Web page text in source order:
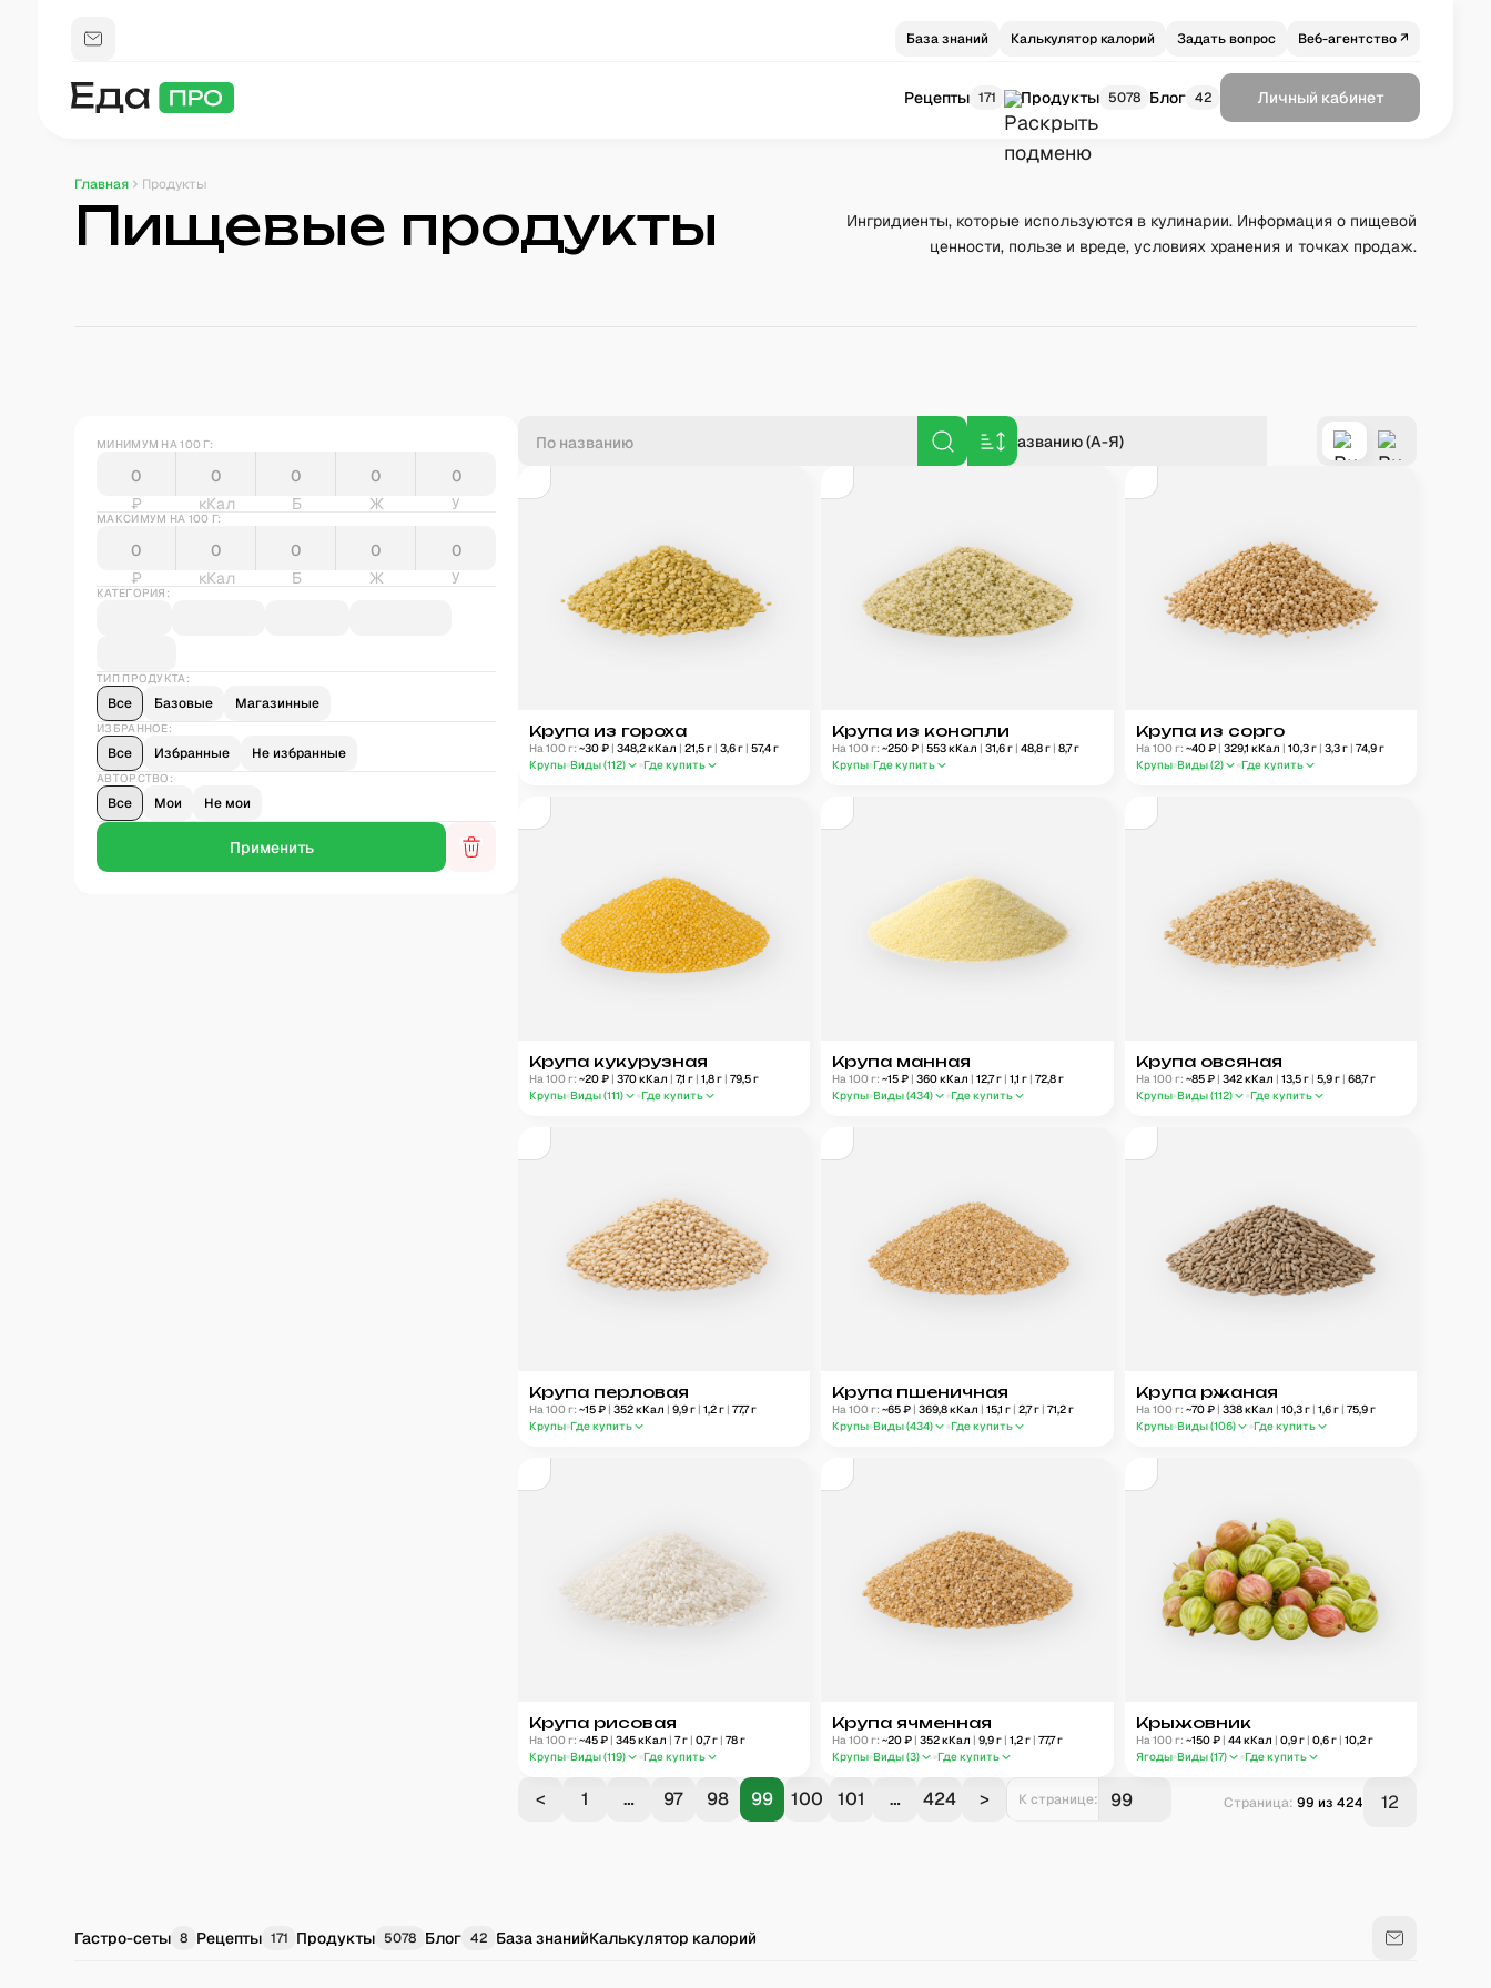
База знаний Калькулятор калорий Задать вопрос Веб-агентство ↗
Рецепты 171 Продукты 5078 Блог 42 Личный кабинет
Главная Продукты
Пищевые продукты
Ингридиенты, которые используются в кулинарии. Информация о пищевой
ценности, пользе и вреде, условиях хранения и точках продаж.
МИНИМУМ НА 100 Г:
₽ кКал Б Ж У
МАКСИМУМ НА 100 Г:
₽ кКал Б Ж У
КАТЕГОРИЯ:
ТИП ПРОДУКТА:
Все Базовые Магазинные
ИЗБРАННОЕ:
Все Избранные Не избранные
АВТОРСТВО:
Все Мои Не мои
По названию (А-Я)
Крупа из гороха
На 100 г: ~30₽ | 348,2кКал | 21,5г | 3,6г | 57,4г
Крупы Виды (112) Где купить
Крупа из конопли
На 100 г: ~250₽ | 553кКал | 31,6г | 48,8г | 8,7г
Крупы Где купить
Крупа из сорго
На 100 г: ~40₽ | 329,1 кКал | 10,3г | 3,3г | 74,9г
Крупы Виды (2) Где купить
Крупа кукурузная
На 100 г: ~20₽ | 370кКал | 7,1 г | 1,8г | 79,5г
Крупы Виды (111) Где купить
Крупа манная
На 100 г: ~15₽ | 360кКал | 12,7г | 1,1 г | 72,8г
Крупы Виды (434) Где купить
Крупа овсяная
На 100 г: ~85₽ | 342кКал | 13,5г | 5,9г | 68,7г
Крупы Виды (112) Где купить
Крупа перловая
На 100 г: ~15₽ | 352кКал | 9,9г | 1,2г | 77,7г
Крупы Где купить
Крупа пшеничная
На 100 г: ~65₽ | 369,8кКал | 15,1 г | 2,7г | 71,2г
Крупы Виды (434) Где купить
Крупа ржаная
На 100 г: ~70₽ | 338кКал | 10,3г | 1,6г | 75,9г
Крупы Виды (106) Где купить
Крупа рисовая
На 100 г: ~45₽ | 345кКал | 7г | 0,7г | 78г
Крупы Виды (119) Где купить
Крупа ячменная
На 100 г: ~20₽ | 352кКал | 9,9г | 1,2г | 77,7г
Крупы Виды (3) Где купить
Крыжовник
На 100 г: ~150₽ | 44кКал | 0,9г | 0,6г | 10,2г
Ягоды Виды (17) Где купить
< 1 … 97 98 99 100 101 … 424 > К странице: Страница: 99 из 424 12
Гастро-сеты 8 Рецепты 171 Продукты 5078 Блог 42 База знанийКалькулятор калорий